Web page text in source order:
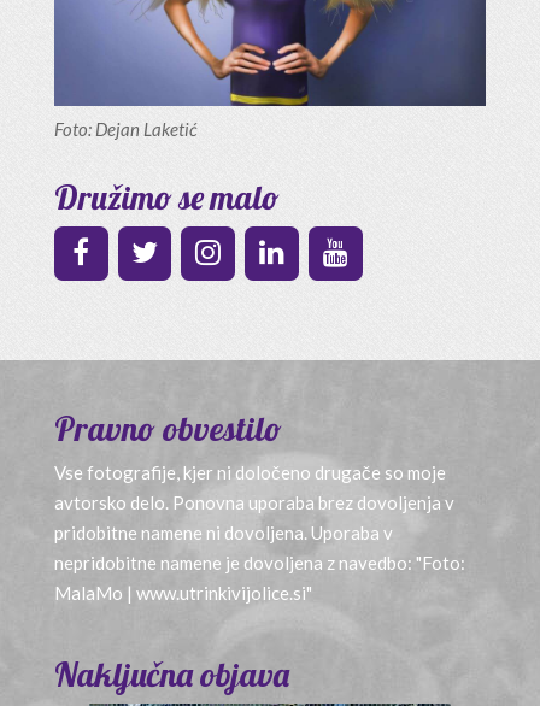
Foto: Dejan Laketić
Družimo se malo
Pravno obvestilo
Vse fotografije, kjer ni določeno drugače so moje
avtorsko delo. Ponovna uporaba brez dovoljenja v
pridobitne namene ni dovoljena. Uporaba v
nepridobitne namene je dovoljena z navedbo: "Foto:
MalaMo | www.utrinkivijolice.si"
Naključna objava